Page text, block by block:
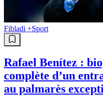
Fibladi +Sport
Rafael Benítez :
complète d’un
au palmarès